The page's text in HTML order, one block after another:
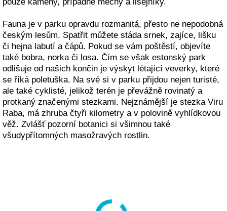
Fauna je v parku opravdu rozmanitá, přesto ne nepodobná
českým lesům. Spatřit můžete stáda srnek, zajíce, lišku
či hejna labutí a čápů. Pokud se vám poštěstí, objevíte
také bobra, norka či losa. Čím se však estonský park
odlišuje od našich končin je výskyt létající veverky, které
se říká poletuška. Na své si v parku přijdou nejen turisté,
ale také cyklisté, jelikož terén je převážně rovinatý a
protkaný značenými stezkami. Nejznámější je stezka Viru
Raba, má zhruba čtyři kilometry a v polovině vyhlídkovou
věž. Zvlášť pozorní botanici si všimnou také
všudypřítomných masožravých rostlin.